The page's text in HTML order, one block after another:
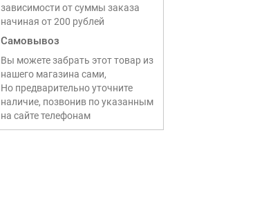
зависимости от суммы заказа
начиная от 200 рублей
Самовывоз
Вы можете забрать этот товар из
нашего магазина сами,
Но предварительно уточните
наличие, позвонив по указанным
на сайте телефонам